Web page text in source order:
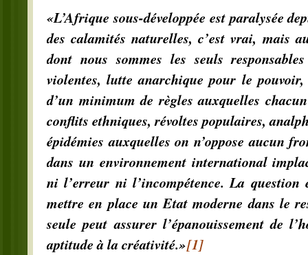
«L’Afrique sous-développée est paralysée
des calamités naturelles, c’est vrai, mais
dont nous sommes les seuls
violentes, lutte anarchique pour le pouvoir,
d’un minimum de règles auxquelles
conflits ethniques, révoltes populaires,
épidémies auxquelles on n’oppose aucun
dans un environnement international
ni l’erreur ni l’incompétence. La question
mettre en place un Etat moderne dans le
seule peut assurer l’épanouissement de
aptitude à la créativité.»[1]